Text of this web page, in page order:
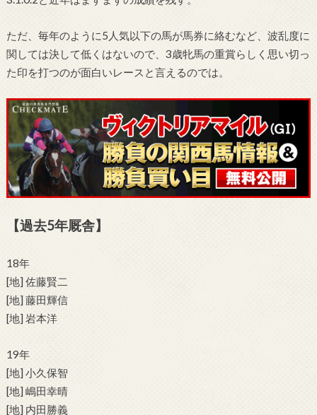
ただ、毎年のように5人気以下の馬が馬券に絡むなど、波乱度に
関しては決して低くはないので、3歳牝馬の重賞らしく思い切っ
た印を打つのが面白いレースと言えるのでは。
【過去5年厩舎】
18年
[地] 佐藤賢二
[地] 藤田輝信
[地] 岩本洋
19年
[地] 小久保智
[地] 嶋田幸晴
[地] 内田勝義